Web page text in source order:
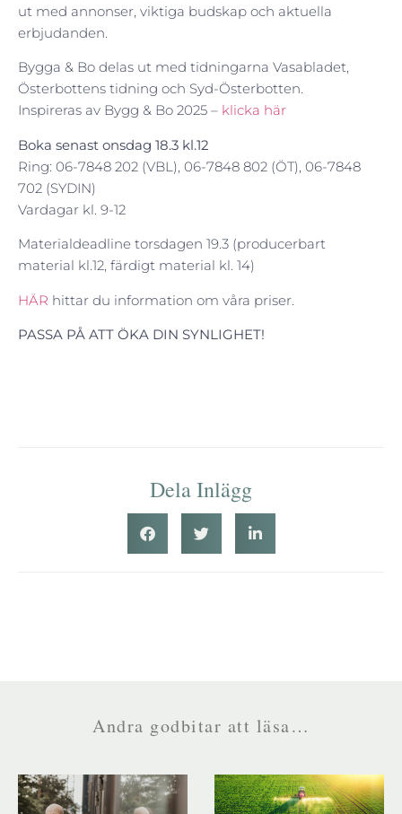
ut med annonser, viktiga budskap och aktuella
erbjudanden.
Bygga & Bo delas ut med tidningarna Vasabladet,
Österbottens tidning och Syd-Österbotten.
Inspireras av Bygg & Bo 2025 – klicka här
Boka senast onsdag 18.3 kl.12
Ring: 06-7848 202 (VBL), 06-7848 802 (ÖT), 06-7848
702 (SYDIN)
Vardagar kl. 9-12
Materialdeadline torsdagen 19.3 (producerbart
material kl.12, färdigt material kl. 14)
HÄR hittar du information om våra priser.
PASSA PÅ ATT ÖKA DIN SYNLIGHET!
Dela Inlägg
Andra godbitar att läsa…